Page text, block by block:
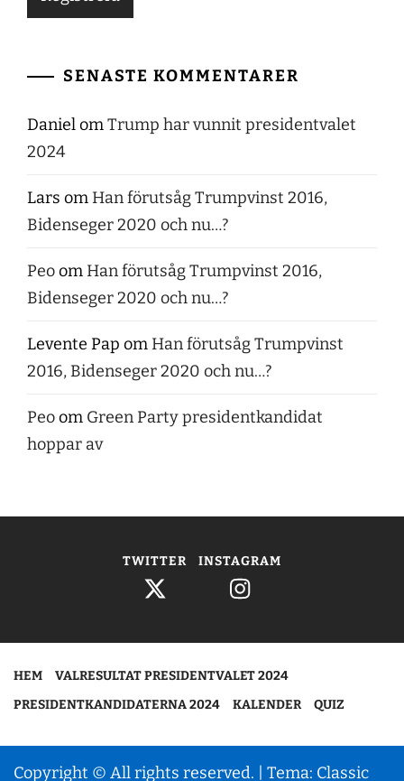
SENASTE KOMMENTARER
DanielomTrump har vunnit presidentvalet
2024
Lars om Han förutsåg Trumpvinst 2016,
Bidenseger 2020 och nu…?
Peoom Han förutsåg Trumpvinst 2016,
Bidenseger 2020 och nu…?
Levente Pap om Han förutsåg Trumpvinst
2016, Bidenseger 2020 och nu…?
Peoom Green Party presidentkandidat
hoppar av
TWITTER INSTAGRAM
HEM
VALRESULTAT PRESIDENTVALET 2024
PRESIDENTKANDIDATERNA 2024
KALENDER QUIZ
Copyright © All rights reserved. | Tema: Classic